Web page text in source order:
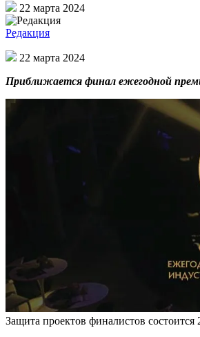
22 марта 2024
Редакция
22 марта 2024
Приближается финал ежегодной
Защита проектов финалистов